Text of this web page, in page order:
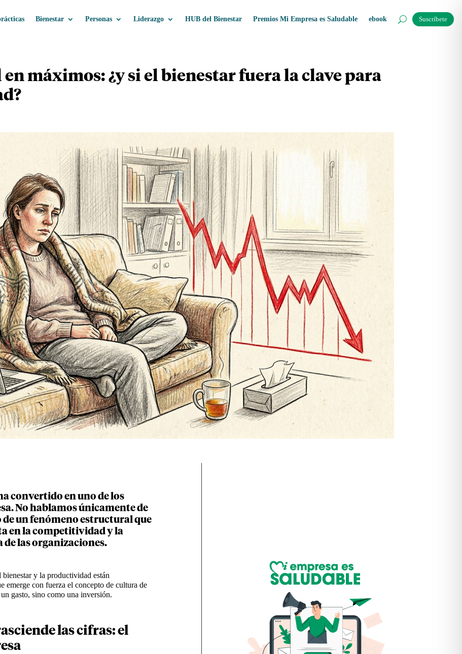
Bienestar Personas Liderazgo HUB del Bienestar Premios Mi Empresa es Saludable ebook Suscríbete
máximos: ¿y si el bienestar fuera la clave para
convertido en uno de los
No hablamos únicamente de
de un fenómeno estructural que
en la competitividad y la
las organizaciones.
y la productividad están
emerge con fuerza el concepto de cultura de
gasto, sino como una inversión.
las cifras: el